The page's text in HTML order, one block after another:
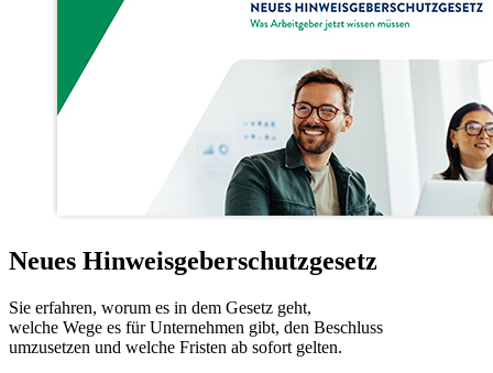
Neues Hinweisgeberschutzgesetz
Sie erfahren, worum es in dem Gesetz geht,
welche Wege es für Unternehmen gibt, den Beschluss
umzusetzen und welche Fristen ab sofort gelten.